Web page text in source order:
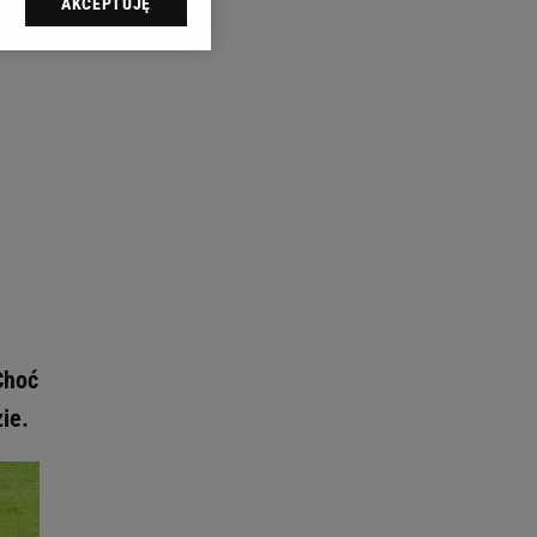
sp. z o.o., jej
swoje preferencje
reklam i treści,